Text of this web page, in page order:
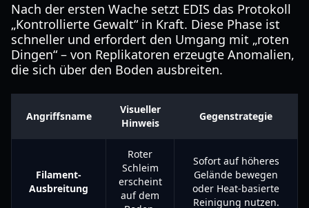
Nach der ersten Wache setzt EDIS das Protokoll
„Kontrollierte Gewalt“ in Kraft. Diese Phase ist
schneller und erfordert den Umgang mit „roten
Dingen“ – von Replikatoren erzeugte Anomalien,
die sich über den Boden ausbreiten.
Angriffsname
Visueller
Hinweis
Gegenstrategie
Filament-
Ausbreitung
Roter
Schleim
erscheint
auf dem
Sofort auf höheres
Gelände bewegen
oder Heat-basierte
Reinigung nutzen.